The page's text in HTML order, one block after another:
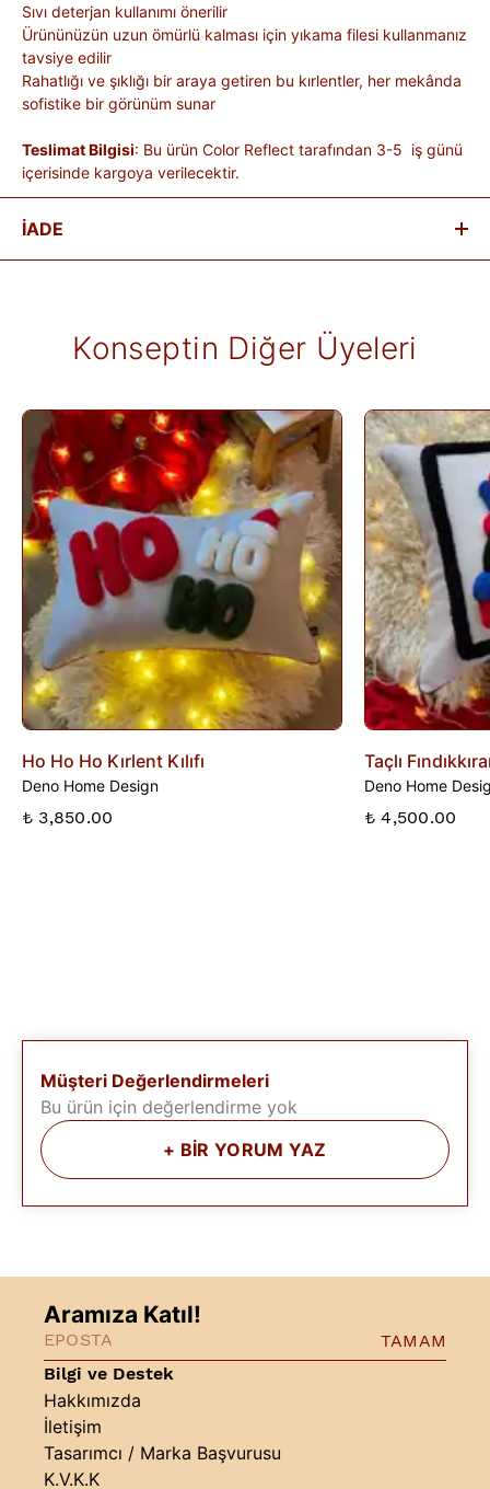
Sıvı deterjan kullanımı önerilir
Ürününüzün uzun ömürlü kalması için yıkama filesi kullanmanız
tavsiye edilir
Rahatlığı ve şıklığı bir araya getiren bu kırlentler, her mekânda
sofistike bir görünüm sunar
Teslimat Bilgisi: Bu ürün Color Reflect tarafından 3-5 iş günü
içerisinde kargoya verilecektir.
İADE
mümkün olmayan ürünlerde iade kabul edilmez. Ayıplı ürünler,
teslim sırasında kargo tutanağı ile belgelenmediği sürece iade
ve ürüne göre değişiklik gösterebilir; bu bilgiler ürün
açıklamalarında yer alır.
İade edilen ürünler, iade şartlarına uygun olduğu takdirde 10
gün içinde bankanıza iletilir. İade sürecini başlatmak için lütfen
İade Formu'nu doldurunuz veyaSiparişlerim
sayfasından
iade talebi oluşturunuz.
Konseptin Diğer Üyeleri
Ho Ho Ho Kırlent Kılıfı
Deno Home Design
₺ 3,850.00
Taçlı
Deno Home
₺ 4,500.00
Müşteri Değerlendirmeleri
Bu ürün için değerlendirme yok
+ BİR YORUM YAZ
Bilgi ve Destek
Hakkımızda
İletişim
Tasarımcı / Marka Başvurusu
K.V.K.K
Aramıza Katıl!
TAMAM